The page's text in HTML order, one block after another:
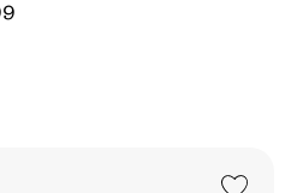
Add to Wishlist